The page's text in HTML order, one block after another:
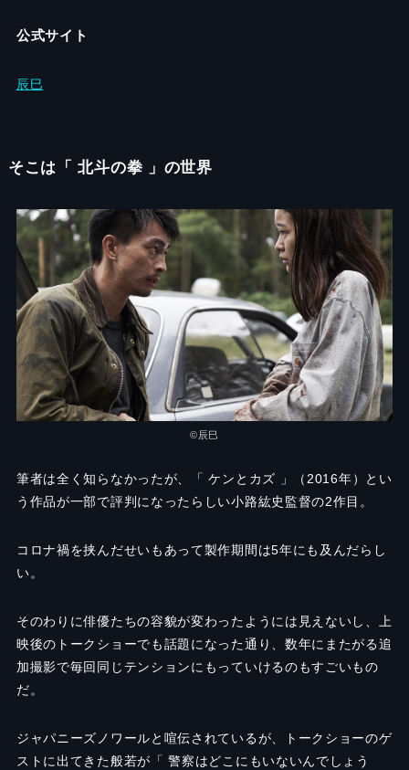
公式サイト
辰巳
そこは「 北斗の拳 」の世界
©辰巳
筆者は全く知らなかったが、「 ケンとカズ 」（2016年）とい
う作品が一部で評判になったらしい小路紘史監督の2作目。
コロナ禍を挟んだせいもあって製作期間は5年にも及んだらし
い。
そのわりに俳優たちの容貌が変わったようには見えないし、上
映後のトークショーでも話題になった通り、数年にまたがる追
加撮影で毎回同じテンションにもっていけるのもすごいもの
だ。
ジャパニーズノワールと喧伝されているが、トークショーのゲ
ストに出てきた般若が「 警察はどこにもいないんでしょう